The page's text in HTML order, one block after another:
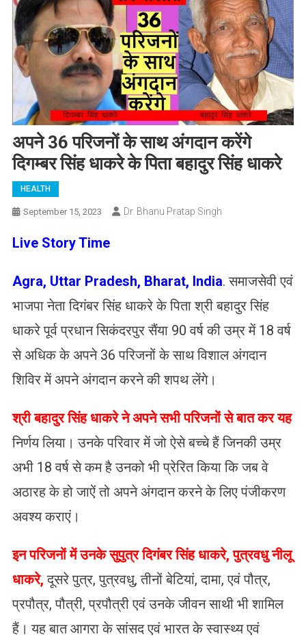
अपने 36 परिजनों के साथ अंगदान करेंगे
दिगम्बर सिंह धाकरे के पिता बहादुर सिंह धाकरे
HEALTH
September 15, 2023 Dr. Bhanu Pratap Singh
Live Story Time
Agra, Uttar Pradesh, Bharat, India. समाजसेवी एवं
भाजपा नेता दिगंबर सिंह धाकरे के पिता श्री बहादुर सिंह
धाकरे पूर्व प्रधान सिकंदरपुर सैंया 90 वर्ष की उम्र में 18 वर्ष
से अधिक के अपने 36 परिजनों के साथ विशाल अंगदान
शिविर में अपने अंगदान करने की शपथ लेंगे।
श्री बहादुर सिंह धाकरे ने अपने सभी परिजनों से बात कर यह
निर्णय लिया। उनके परिवार में जो ऐसे बच्चे हैं जिनकी उम्र
अभी 18 वर्ष से कम है उनको भी प्रेरित किया कि जब वे
अठारह के हो जाऐं तो अपने अंगदान करने के लिए पंजीकरण
अवश्य कराएं।
इन परिजनों में उनके सुपुत्र दिगंबर सिंह धाकरे, पुत्रवधु नीलू
धाकरे, दूसरे पुत्र, पुत्रवधु, तीनों बेटियां, दामा, एवं पौत्र,
प्रपौत्र, पौत्री, प्रपौत्री एवं उनके जीवन साथी भी शामिल
हैं। यह बात आगरा के सांसद एवं भारत के स्वास्थ्य एवं